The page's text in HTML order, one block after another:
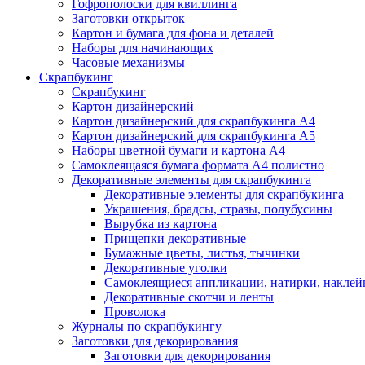
Гофрополоски для квиллинга
Заготовки открыток
Картон и бумага для фона и деталей
Наборы для начинающих
Часовые механизмы
Скрапбукинг
Скрапбукинг
Картон дизайнерский
Картон дизайнерский для скрапбукинга А4
Картон дизайнерский для скрапбукинга А5
Наборы цветной бумаги и картона А4
Самоклеящаяся бумага формата А4 полистно
Декоративные элементы для скрапбукинга
Декоративные элементы для скрапбукинга
Украшения, брадсы, стразы, полубусины
Вырубка из картона
Прищепки декоративные
Бумажные цветы, листья, тычинки
Декоративные уголки
Самоклеящиеся аппликации, натирки,
Декоративные скотчи и ленты
Проволока
Журналы по скрапбукингу
Заготовки для декорирования
Заготовки для декорирования